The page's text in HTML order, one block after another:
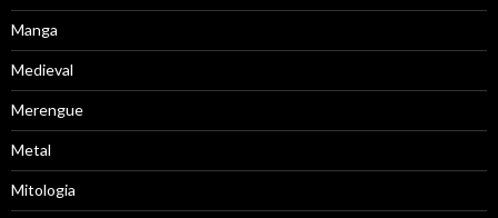
Manga
Medieval
Merengue
Metal
Mitologia